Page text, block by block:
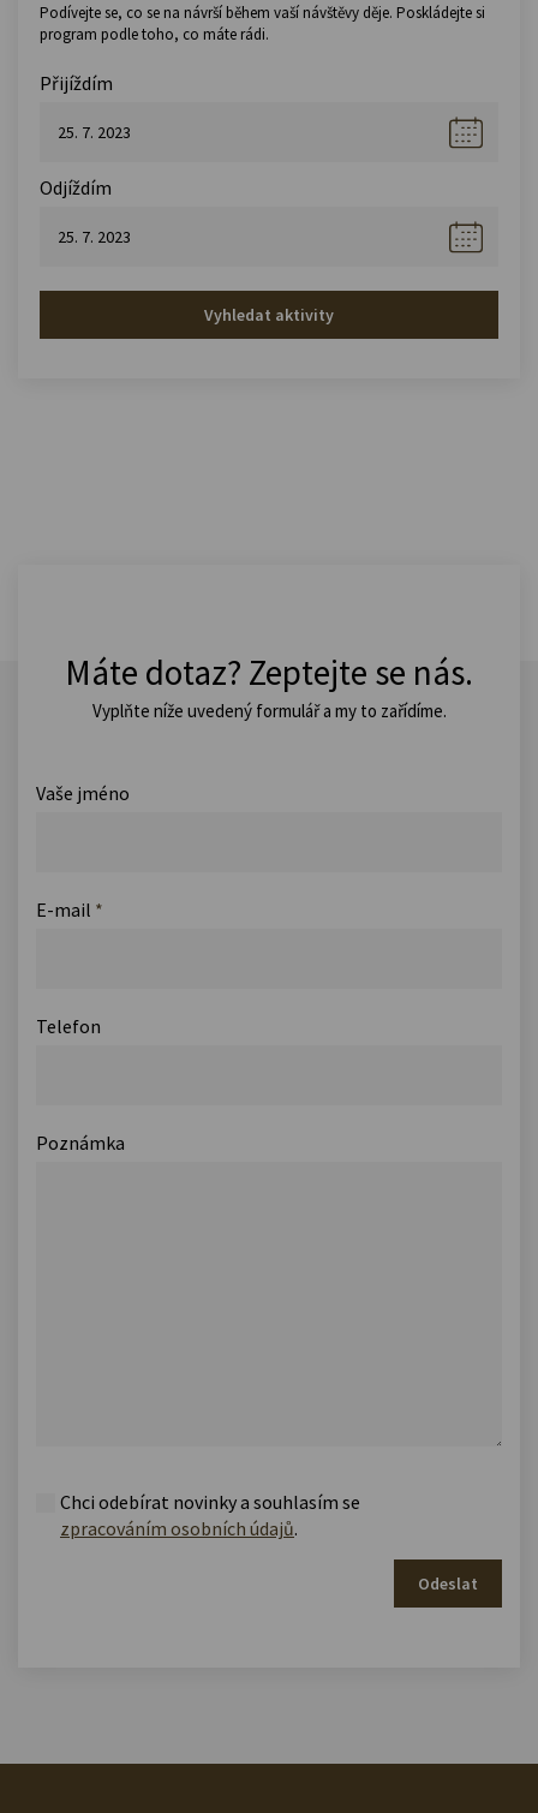
Podívejte se, co se na návrší během vaší návštěvy děje. Poskládejte si
program podle toho, co máte rádi.
Přijíždím
Odjíždím
Vyhledat aktivity
Máte dotaz? Zeptejte se nás.
Vyplňte níže uvedený formulář a my to zařídíme.
Vaše jméno
E-mail *
Telefon
Poznámka
Chci odebírat novinky a souhlasím se
zpracováním osobních údajů.
Odeslat